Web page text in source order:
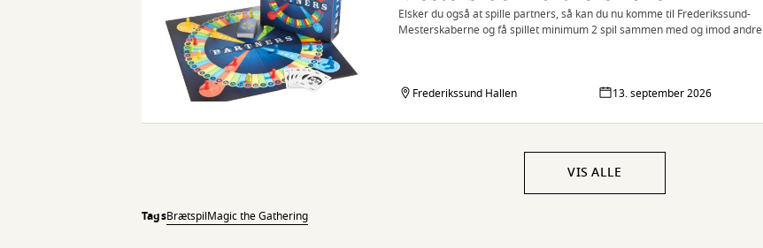
Elsker du også at spille partners, så kan du nu komme til Frederikssund-
Mesterskaberne og få spillet minimum 2 spil sammen med og imod andre
Frederikssund Hallen 13. september 2026
VIS ALLE
TagsBrætspilMagic the Gathering